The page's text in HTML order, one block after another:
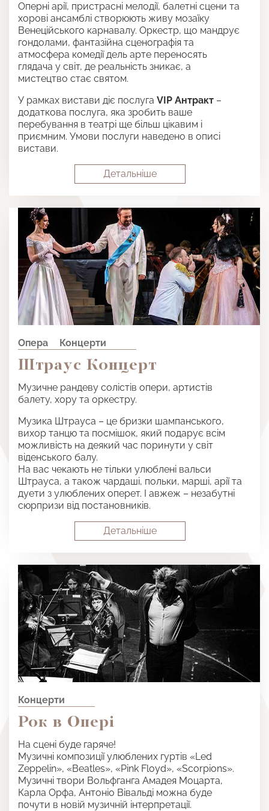
Оперні арії, пристрасні мелодії, балетні сцени та
хорові ансамблі створюють живу мозаїку
Венеційського карнавалу. Оркестр, що мандрує
гондолами, фантазійна сценографія та
атмосфера комедії дель арте переносять
глядача у світ, де реальність зникає, а
мистецтво стає святом.
У рамках вистави діє послуга VIP Антракт –
додаткова послуга, яка зробить ваше
перебування в театрі ще більш цікавим і
приємним. Умови послуги наведено в описі
вистави.
Детальнiше
Опера Концерти
Штраус Концерт
Музичне рандеву солістів опери, артистів
балету, хору та оркестру.
Музика Штрауса – це бризки шампанського,
вихор танцю та посмішок, який подарує всім
можливість на деякий час поринути у світ
віденського балу.
На вас чекають не тільки улюблені вальси
Штрауса, а також чардаші, польки, марші, арії та
дуети з улюблених оперет. І авжеж – незабутні
сюрпризи від постановників.
Детальнiше
Концерти
Рок в Опері
На сцені буде гаряче!
Музичні композиції улюблених гуртів «Led
Zeppelin», «Beatles», «Pink Floyd», «Scorpions».
Музичні твори Вольфганга Амадея Моцарта,
Карла Орфа, Антоніо Вівальді можна буде
почути в новій музичній інтерпретації.